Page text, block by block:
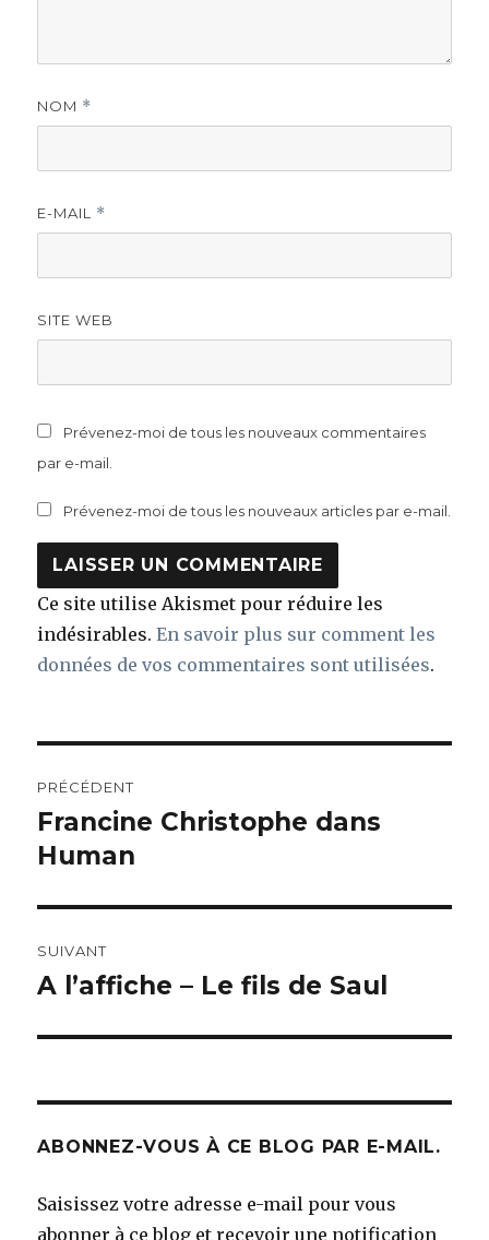
NOM *
E-MAIL *
SITE WEB
Prévenez-moi de tous les nouveaux commentaires
par e-mail.
Prévenez-moi de tous les nouveaux articles par e-mail.
Ce site utilise Akismet pour réduire les
indésirables.En savoir plus sur comment les
données de vos commentaires sont utilisées.
de
l’article
PRÉCÉDENT
Article
précédent :
Francine Christophe dans
Human
SUIVANT
Article
A l’affiche – Le fils de Saul
ABONNEZ-VOUS À CE BLOG PAR E-MAIL.
Saisissez votre adresse e-mail pour vous
abonner à ce blog et recevoir une notification